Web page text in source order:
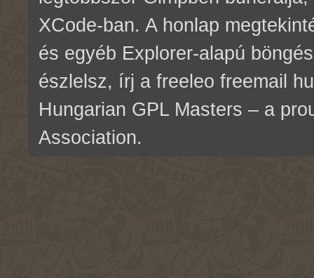
XCode-ban. A honlap
és egyéb Explorer-alapú
észlelsz, írj a freeleo freemail
Hungarian GPL Masters – a
Association.